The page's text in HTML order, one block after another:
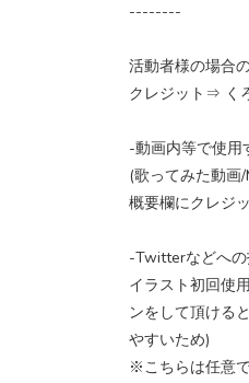
--------
活動者様の場合
クレジット⇒ く
-動画内等で使用
(歌ってみた動画
概要欄にクレジ
-Twitterなどへ
イラスト初回使
ンをして頂ける
やすいため)
※こちらは任意